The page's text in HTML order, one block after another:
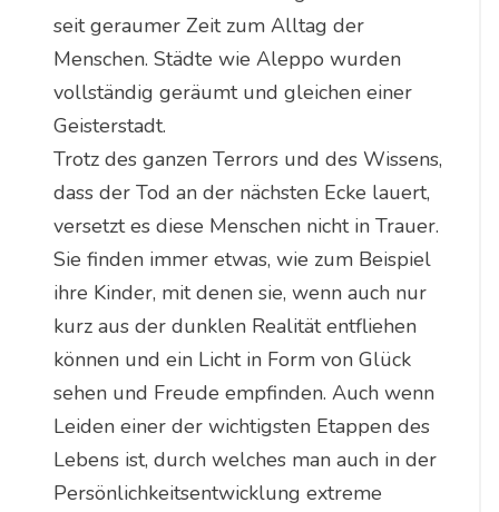
seit geraumer Zeit zum Alltag der
Menschen. Städte wie Aleppo wurden
vollständig geräumt und gleichen einer
Geisterstadt.
Trotz des ganzen Terrors und des Wissens,
dass der Tod an der nächsten Ecke lauert,
versetzt es diese Menschen nicht in Trauer.
Sie finden immer etwas, wie zum Beispiel
ihre Kinder, mit denen sie, wenn auch nur
kurz aus der dunklen Realität entfliehen
können und ein Licht in Form von Glück
sehen und Freude empfinden. Auch wenn
Leiden einer der wichtigsten Etappen des
Lebens ist, durch welches man auch in der
Persönlichkeitsentwicklung extreme